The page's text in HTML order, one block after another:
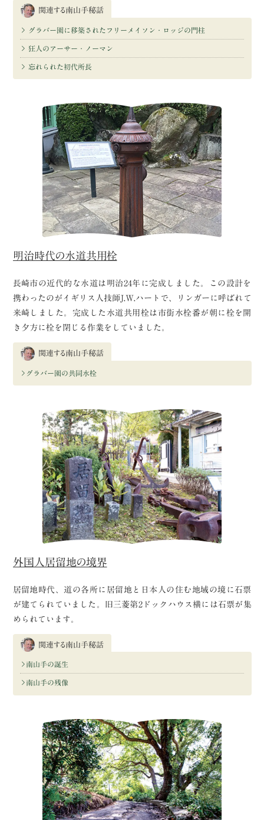
関連する南山手秘話
グラバー園に移築されたフリーメイソン・ロッジの門柱
狂人のアーサー・ノーマン
忘れられた初代所長
明治時代の水道共用栓
長崎市の近代的な水道は明治24年に完成しました。この設計を
携わったのがイギリス人技師J.W.ハートで、リンガーに呼ばれて
来崎しました。完成した水道共用栓は市街水栓番が朝に栓を開
き夕方に栓を閉じる作業をしていました。
関連する南山手秘話
グラバー園の共同水栓
外国人居留地の境界
居留地時代、道の各所に居留地と日本人の住む地域の境に石票
が建てられていました。旧三菱第2ドックハウス横には石票が集
められています。
関連する南山手秘話
南山手の誕生
南山手の残像